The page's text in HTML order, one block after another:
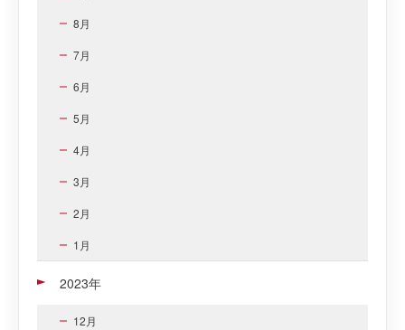
8月
7月
6月
5月
4月
3月
2月
1月
2023年
12月